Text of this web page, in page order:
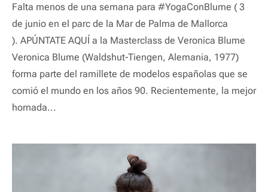
Falta menos de una semana para #YogaConBlume ( 3
de junio en el parc de la Mar de Palma de Mallorca
). APÚNTATE AQUÍ a la Masterclass de Veronica Blume
Veronica Blume (Waldshut-Tiengen, Alemania, 1977)
forma parte del ramillete de modelos españolas que se
comió el mundo en los años 90. Recientemente, la mejor
hornada...